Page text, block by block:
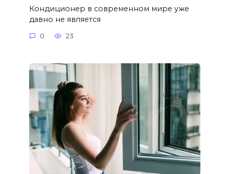
Кондиционер в современном мире уже
давно не является
0 23